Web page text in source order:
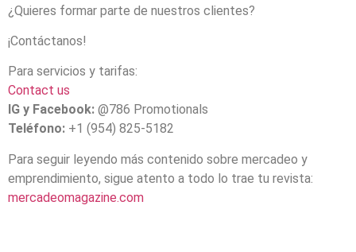
¿Quieres formar parte de nuestros clientes?
¡Contáctanos!
Para servicios y tarifas:
Contact us
IG y Facebook: @786 Promotionals
Teléfono: +1 (954) 825-5182
Para seguir leyendo más contenido sobre mercadeo y
emprendimiento, sigue atento a todo lo trae tu revista:
mercadeomagazine.com